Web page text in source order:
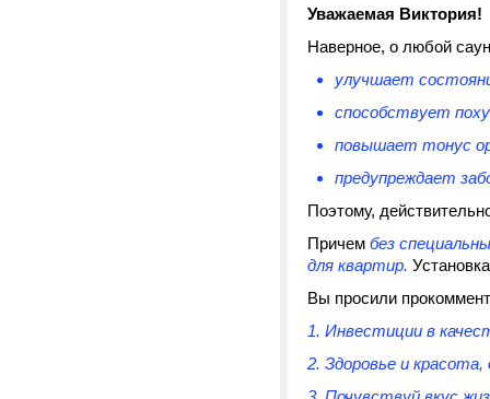
Уважаемая Виктория!
Наверное, о любой
улучшает
способствует
повышает тонус
предупреждает
Поэтому,
Причем без
для квартир.
Вы просили
1. Инвестиции в
2. Здоровье и